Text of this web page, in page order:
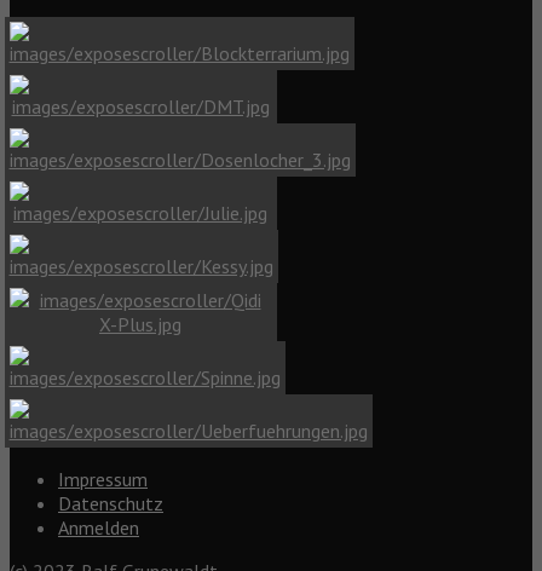
Impressum
Datenschutz
Anmelden